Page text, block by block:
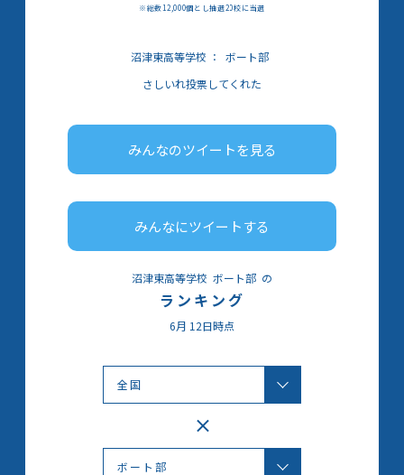
※総数12,000個とし抽選20校に当選
沼津東高等学校 ：
ボート部
さしいれ投票してくれた
みんなのツイートを見る
みんなにツイートする
沼津東高等学校 ボート部 の
ランキング
6月 12日時点